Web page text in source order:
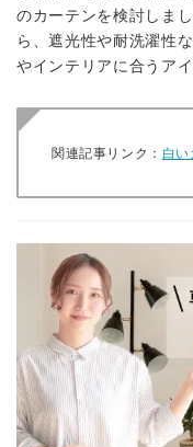
のカーテンを検討しま
ら、遮光性や耐洗濯性
やインテリアに合うア
関連記事リンク： 白い